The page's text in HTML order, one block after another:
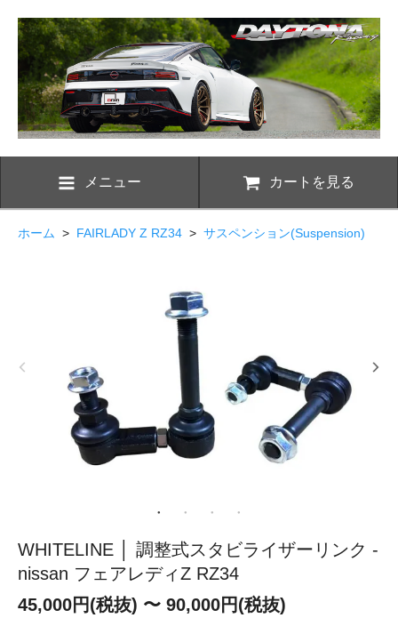
メニュー カートを見る
ホーム > FAIRLADY Z RZ34 > サスペンション(Suspension)
WHITELINE │ 調整式スタビライザーリンク -
nissan フェアレディZ RZ34
45,000円(税抜) 〜 90,000円(税抜)